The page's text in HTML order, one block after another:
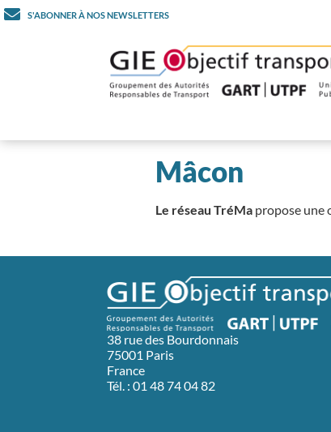
S'ABONNER À NOS NEWSLETTERS
Mâcon
Le réseau TréMa propose une
38 rue des Bourdonnais
75001 Paris
France
Tél. : 01 48 74 04 82